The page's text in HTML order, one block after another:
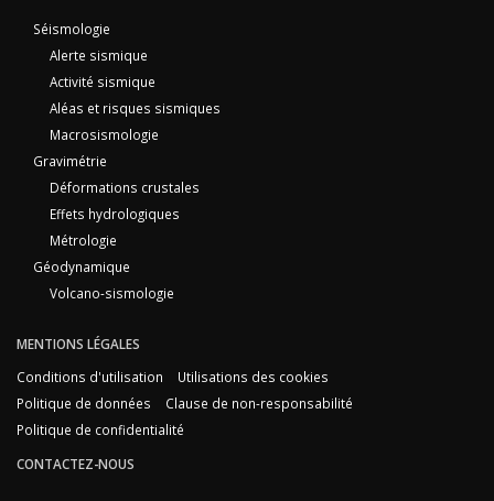
Séismologie
Alerte sismique
Activité sismique
Aléas et risques sismiques
Macrosismologie
Gravimétrie
Déformations crustales
Effets hydrologiques
Métrologie
Géodynamique
Volcano-sismologie
MENTIONS LÉGALES
Conditions d'utilisation
Utilisations des cookies
Politique de données
Clause de non-responsabilité
Politique de confidentialité
CONTACTEZ-NOUS